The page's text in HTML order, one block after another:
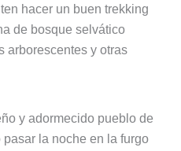
hacer un buen trekking
de bosque selvático
arborescentes y otras
y adormecido pueblo de
la noche en la furgo